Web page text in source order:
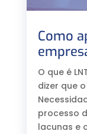
Como
O que é
dizer que
processo
lacunas e